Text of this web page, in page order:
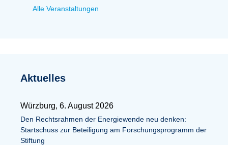
Alle Veranstaltungen
Aktuelles
Würzburg, 6. August 2026
Den Rechtsrahmen der Energiewende neu denken:
Startschuss zur Beteiligung am Forschungsprogramm der
Stiftung